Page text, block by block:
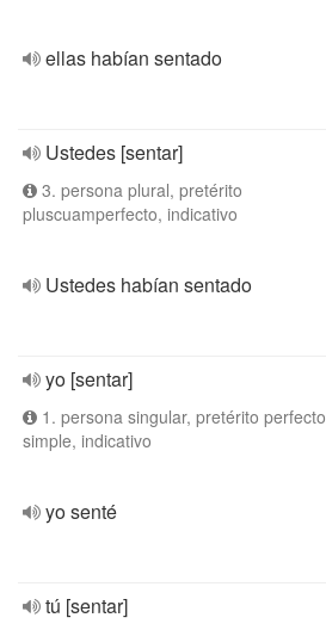
ellas habían sentado
Ustedes [sentar]
3. persona plural, pretérito
pluscuamperfecto, indicativo
Ustedes habían sentado
yo [sentar]
1. persona singular, pretérito perfecto
simple, indicativo
yo senté
tú [sentar]